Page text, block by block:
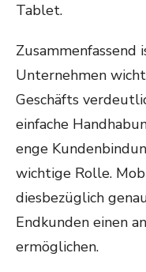
Tablet.
Unternehmen
Geschäfts
einfache
enge
wichtige Rolle.
diesbezüglich
Endkunden einen
ermöglichen.